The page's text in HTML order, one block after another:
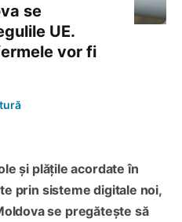
se
UE.
vor fi
și plățile acordate în
prin sisteme digitale noi,
se pregătește să